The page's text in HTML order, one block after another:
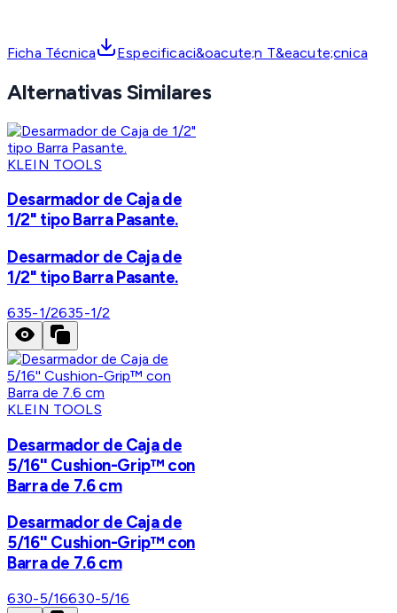
Ficha Técnica Especificaci&oacute;n T&eacute;cnica
Alternativas Similares
KLEIN TOOLS
Desarmador de Caja de
1/2" tipo Barra Pasante.
Desarmador de Caja de
1/2" tipo Barra Pasante.
635-1/2635-1/2
KLEIN TOOLS
Desarmador de Caja de
5/16'' Cushion-Grip™ con
Barra de 7.6 cm
Desarmador de Caja de
5/16'' Cushion-Grip™ con
Barra de 7.6 cm
630-5/16630-5/16